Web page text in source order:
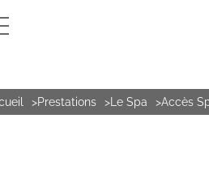
Prestations Le Spa Accès